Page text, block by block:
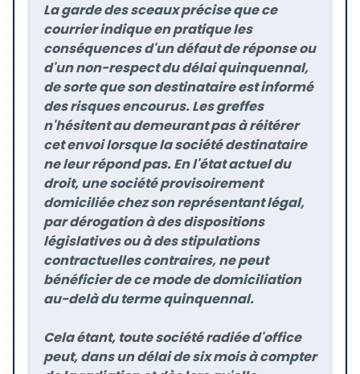
La garde des sceaux précise que ce
courrier indique en pratique les
conséquences d'un défaut de réponse ou
d'un non-respect du délai quinquennal,
de sorte que son destinataire est informé
des risques encourus. Les greffes
n'hésitent au demeurant pas à réitérer
cet envoi lorsque la société destinataire
ne leur répond pas. En l'état actuel du
droit, une société provisoirement
domiciliée chez son représentant légal,
par dérogation à des dispositions
législatives ou à des stipulations
contractuelles contraires, ne peut
bénéficier de ce mode de domiciliation
au-delà du terme quinquennal.
Cela étant, toute société radiée d'office
peut, dans un délai de six mois à compter